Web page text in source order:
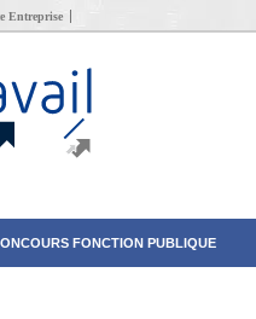
Entreprise
FONCTION PUBLIQUE